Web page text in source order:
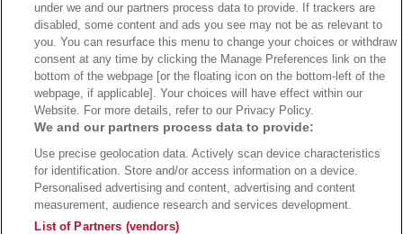
→Bwin Bonus →Bwin besuchen
under we and our partners process data to provide. If trackers are
disabled, some content and ads you see may not be as relevant to
you. You can resurface this menu to change your choices or withdraw
consent at any time by clicking the Manage Preferences link on the
bottom of the webpage [or the floating icon on the bottom-left of the
webpage, if applicable]. Your choices will have effect within our
Website. For more details, refer to our Privacy Policy.
We and our partners process data to provide:
Use precise geolocation data. Actively scan device characteristics
for identification. Store and/or access information on a device.
Personalised advertising and content, advertising and content
measurement, audience research and services development.
List of Partners (vendors)